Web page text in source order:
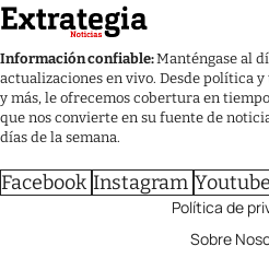
Información confiable:Manténgase al
actualizaciones en vivo. Desde política
y más, le ofrecemos cobertura en
que nos convierte en su fuente de
días de la semana.
Facebook Instagram Youtube
Política de
Sobre